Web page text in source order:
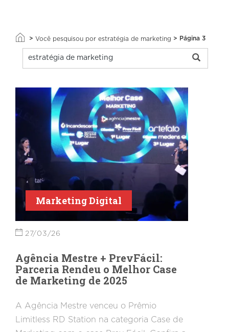
> Você pesquisou por estratégia de marketing > Página 3
Marketing Digital
27/03/26
Agência Mestre + PrevFácil:
Parceria Rendeu o Melhor Case
de Marketing de 2025
A Agência Mestre venceu o Prêmio
Limitless RD Station na categoria Case de